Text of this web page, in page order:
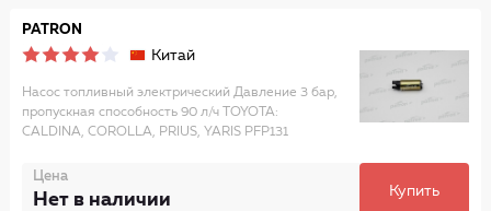
PATRON
Китай
Насос топливный электрический Давление 3 бар,
пропускная способность 90 л/ч TOYOTA:
CALDINA, COROLLA, PRIUS, YARIS PFP131
Цена
Нет в наличии Купить